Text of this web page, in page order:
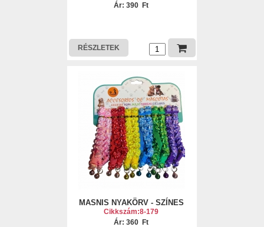
Ár: 390 Ft
RÉSZLETEK
MASNIS NYAKÖRV - SZÍNES
Cikkszám:8-179
Ár: 360 Ft